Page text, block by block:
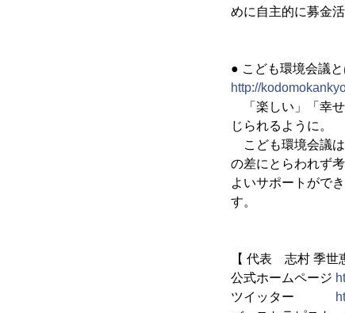
めに自主的に募金
● こども環境会議
http://
「楽しい」「幸
じられるように。
こども環境会議は
の差にとらわれず
よいサポートがで
す。
【 代表 志村 季世
公式ホームページ
ツイッター